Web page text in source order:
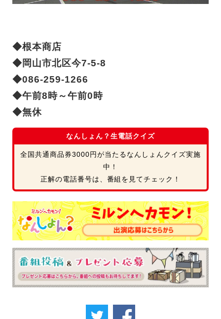
◆根本商店
◆岡山市北区今7-5-8
◆086-259-1266
◆午前8時～午前0時
◆無休
なんしょん？生電話クイズ
全国共通商品券3000円が当たるなんしょんクイズ実施
中！
正解の電話番号は、番組を見てチェック！